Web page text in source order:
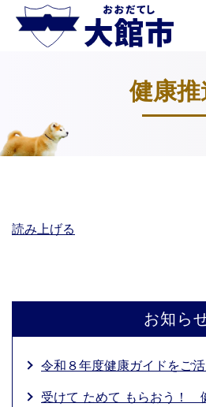
健康推
読み上げる
お知ら
令和８年度健康ガイドをご
受けて ためて もらおう！